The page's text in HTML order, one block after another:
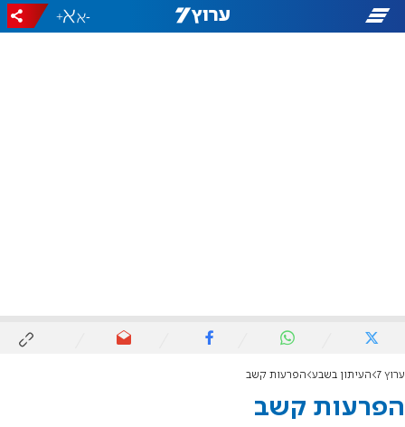
-
+
ערוץ 7 העיתון בשבע הפרעות קשב
הפרעות קשב